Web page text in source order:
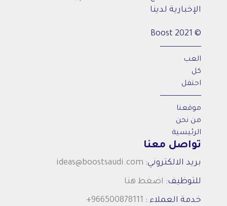
الإخبارية لدينا
© 2021 Boost
العب
كل
احتفل
موقعنا
من نحن
الرئيسية
تواصل معنا
بريد الالكتروني: ideas@boostsaudi.com
للتوظيف: اضغط هنا
خدمة العملاء : +966500878111